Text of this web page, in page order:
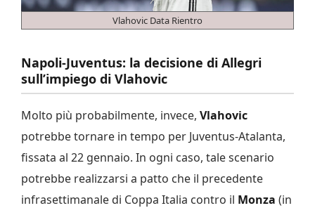
Vlahovic Data Rientro
Napoli-Juventus: la decisione di Allegri
sull’impiego di Vlahovic
Molto più probabilmente, invece, Vlahovic
potrebbe tornare in tempo per Juventus-Atalanta,
fissata al 22 gennaio. In ogni caso, tale scenario
potrebbe realizzarsi a patto che il precedente
infrasettimanale di Coppa Italia contro il Monza (in